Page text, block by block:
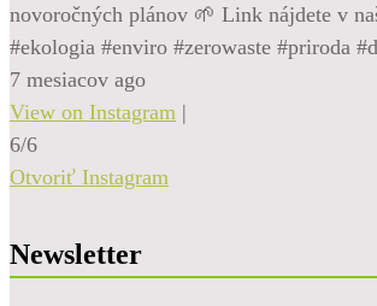
novoročných plánov 🌱 Link nájdete v
#ekologia #enviro #zerowaste #priroda
7 mesiacov ago
View on Instagram |
6/6
Otvoriť Instagram
Newsletter